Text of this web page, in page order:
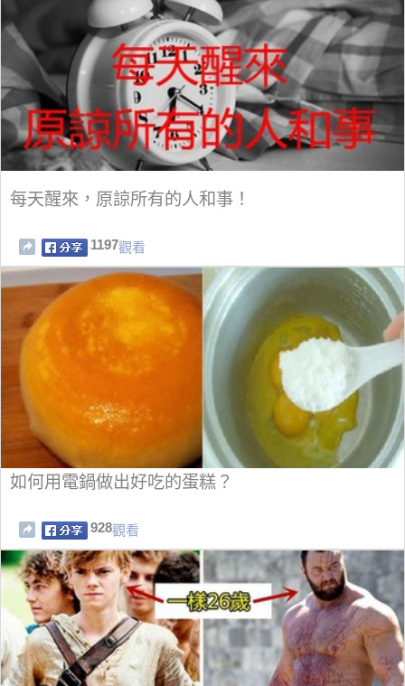
每天醒來，原諒所有的人和事！
1197觀看
如何用電鍋做出好吃的蛋糕？
928觀看